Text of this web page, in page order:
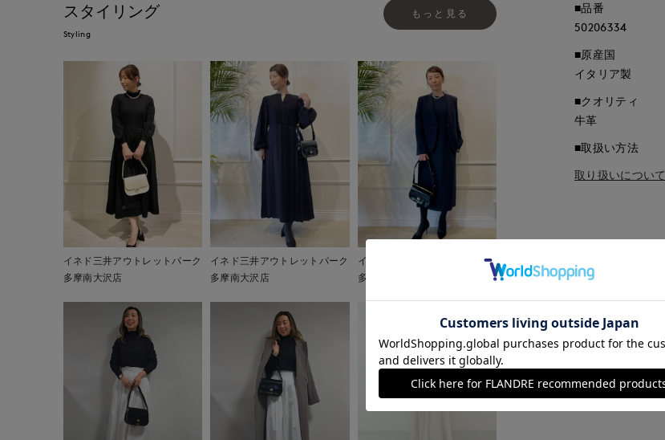
スタイリング
Styling
もっと見る
イネド三井アウトレットパーク
多摩南大沢店
イネド三井アウトレットパーク
多摩南大沢店
イネド三井アウトレットパーク
多摩南大沢店
■品番
50206334
■原産国
イタリア製
■クオリティ
牛革
■取扱い方法
取り扱いについて